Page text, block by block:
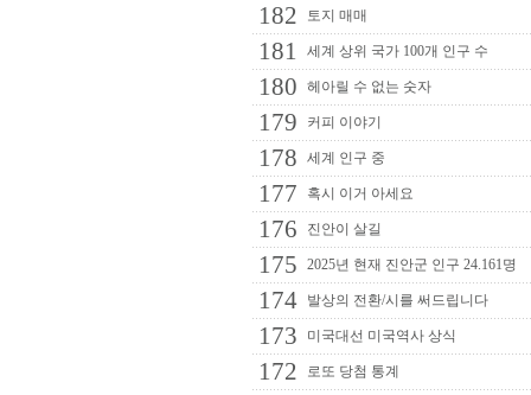
182 토지 매매
181 세계 상위 국가 100개 인구 수
180 헤아릴 수 없는 숫자
179 커피 이야기
178 세계 인구 중
177 혹시 이거 아세요
176 진안이 살길
175 2025년 현재 진안군 인구 24.161명
174 발상의 전환/시를 써드립니다
173 미국대선 미국역사 상식
172 로또 당첨 통계